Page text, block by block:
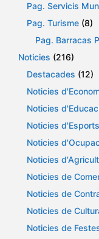
Pag. Servicis
Pag. Turisme (8)
Pag. Barracas
Noticies (216)
Destacades (12)
Noticies
Noticies
Noticies d'Esports
Noticies
Noticies
Noticies de
Noticies de
Noticies de
Noticies de